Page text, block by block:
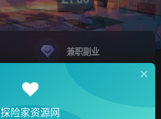
兼职副业
探险家资源网